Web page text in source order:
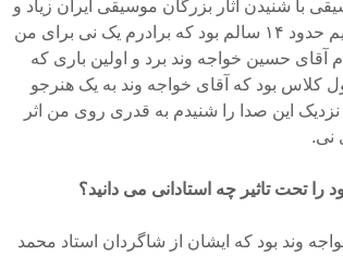
با شنیدن آثار بزرگان موسیقی ایران زیاد و
زیادتر می شد. در مورد علاقه من به نی باید بگویم حدود ۱۴ سالم بود که برادرم یک نی برای من
آقای حسین خواجه وند برد و اولین باری که
کلاس بود که آقای خواجه وند به یک هنرجو
این صدا را شنیدم به قدری روی من اثر
نی.
را تحت تاثیر چه استادانی می دانید؟
وند بود که ایشان از شاگردان استاد محمد